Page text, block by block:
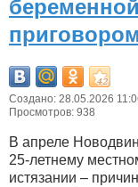
приговором
Создано: 28.05.2026
Просмотров: 938
В апреле
25-летнему
истязании –